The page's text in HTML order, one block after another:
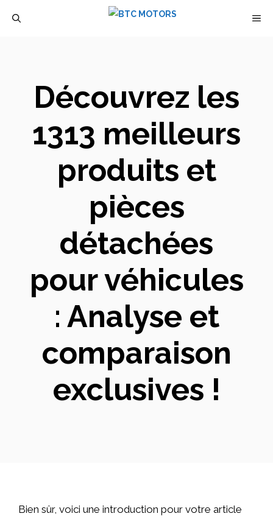
Découvrez les
1313 meilleurs
produits et
pièces
détachées
pour véhicules
: Analyse et
comparaison
exclusives !
Bien sûr, voici une introduction pour votre article